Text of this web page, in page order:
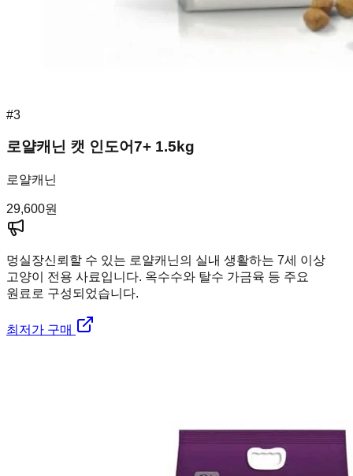
#3
로얄캐닌 캣 인도어7+ 1.5kg
로얄캐닌
29,600원
멍실장신뢰할 수 있는 로얄캐닌의 실내 생활하는 7세 이상
고양이 전용 사료입니다. 옥수수와 탈수 가금육 등 주요
원료로 구성되었습니다.
최저가 구매